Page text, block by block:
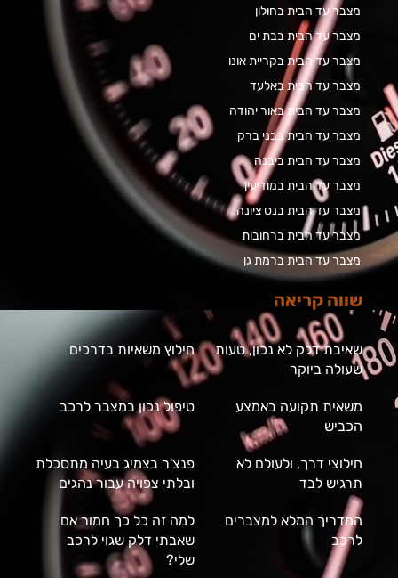
מצבר עד הבית בחולון
מצבר עד הבית בבת ים
מצבר עד הבית בקריית אונו
מצבר עד הבית באלעד
מצבר עד הבית באור יהודה
מצבר עד הבית בבני ברק
מצבר עד הבית ביבנה
מצבר עד הבית במודיעין
מצבר עד הבית בנס ציונה
מצבר עד הבית ברחובות
מצבר עד הבית ברמת גן
שווה קריאה
שאיבת דלק לא נכון, טעות
שעולה ביוקר
חילוץ משאיות בדרכים
משאית תקועה באמצע
הכביש
טיפול נכון במצבר לרכב
חילוצי דרך, ולעולם לא
תרגיש לבד
פנצ'ר בצמיג בעיה מתסכלת
ובלתי צפויה עבור נהגים
המדריך המלא למצברים
לרכב
למה זה כל כך חמור אם
שאבתי דלק שגוי לרכב
שלי?